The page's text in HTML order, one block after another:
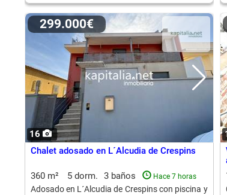
16
299.000€
Chalet adosado en L´Alcudia de Crespins
360 m² 5 dorm. 3 baños Hace 7 horas
Adosado en L´Alcudia de Crespins con piscina y